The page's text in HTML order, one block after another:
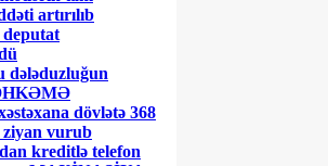
artırılıb
dələduzluğun
dövlətə 368
ziyan vurub
kreditlə telefon